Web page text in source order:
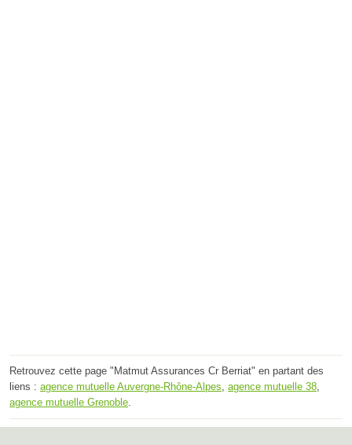
Retrouvez cette page "Matmut Assurances Cr Berriat" en partant des
liens : agence mutuelle Auvergne-Rhône-Alpes agence mutuelle 38
agence mutuelle Grenoble